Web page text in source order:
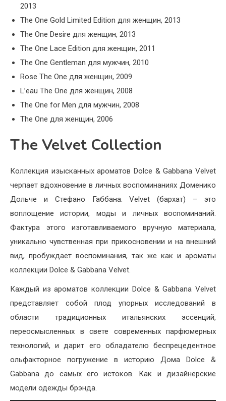
2013
The One Gold Limited Edition для женщин, 2013
The One Desire для женщин, 2013
The One Lace Edition для женщин, 2011
The One Gentleman для мужчин, 2010
Rose The One для женщин, 2009
L’eau The One для женщин, 2008
The One for Men для мужчин, 2008
The One для женщин, 2006
The Velvet Collection
Коллекция изысканных ароматов Dolce & Gabbana Velvet
черпает вдохновение в личных воспоминаниях Доменико
Дольче и Стефано Габбана. Velvet (бархат) – это
воплощение истории, моды и личных воспоминаний.
Фактура этого изготавливаемого вручную материала,
уникально чувственная при прикосновении и на внешний
вид, пробуждает воспоминания, так же как и ароматы
коллекции Dolce & Gabbana Velvet.
Каждый из ароматов коллекции Dolce & Gabbana Velvet
представляет собой плод упорных исследований в
области традиционных итальянских эссенций,
переосмысленных в свете современных парфюмерных
технологий, и дарит его обладателю беспрецедентное
ольфакторное погружение в историю Дома Dolce &
Gabbana до самых его истоков. Как и дизайнерские
модели одежды брэнда.